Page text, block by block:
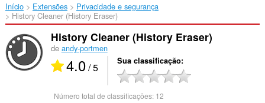
Início Extensões
Privacidade e segurança
History Cleaner (History Eraser)‎
History Cleaner (History Eraser)
de andy-portmen
4.0/ 5 Sua classificação
Número total de classificações: 12